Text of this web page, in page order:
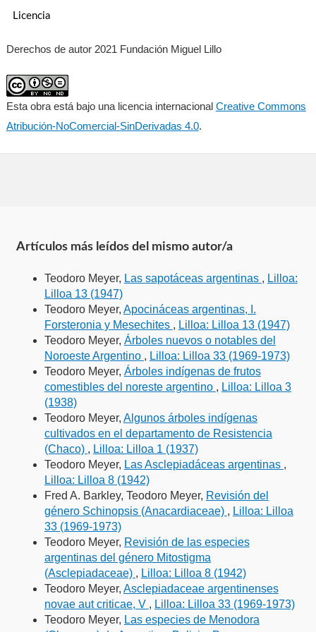
Licencia
Derechos de autor 2021 Fundación Miguel Lillo
Esta obra está bajo una licencia internacional Creative Commons
Atribución-NoComercial-SinDerivadas 4.0.
Artículos más leídos del mismo autor/a
Teodoro Meyer, Las sapotáceas argentinas , Lilloa:
Lilloa 13 (1947)
Teodoro Meyer, Apocináceas argentinas, I.
Forsteronia y Mesechites , Lilloa: Lilloa 13 (1947)
Teodoro Meyer, Árboles nuevos o notables del
Noroeste Argentino , Lilloa: Lilloa 33 (1969-1973)
Teodoro Meyer, Árboles indígenas de frutos
comestibles del noreste argentino , Lilloa: Lilloa 3
(1938)
Teodoro Meyer, Algunos árboles indígenas
cultivados en el departamento de Resistencia
(Chaco) , Lilloa: Lilloa 1 (1937)
Teodoro Meyer, Las Asclepiadáceas argentinas ,
Lilloa: Lilloa 8 (1942)
Fred A. Barkley, Teodoro Meyer, Revisión del
género Schinopsis (Anacardiaceae) , Lilloa: Lilloa
33 (1969-1973)
Teodoro Meyer, Revisión de las especies
argentinas del género Mitostigma
(Asclepiadaceae) , Lilloa: Lilloa 8 (1942)
Teodoro Meyer, Asclepiadaceae argentinenses
novae aut criticae, V , Lilloa: Lilloa 33 (1969-1973)
Teodoro Meyer, Las especies de Menodora